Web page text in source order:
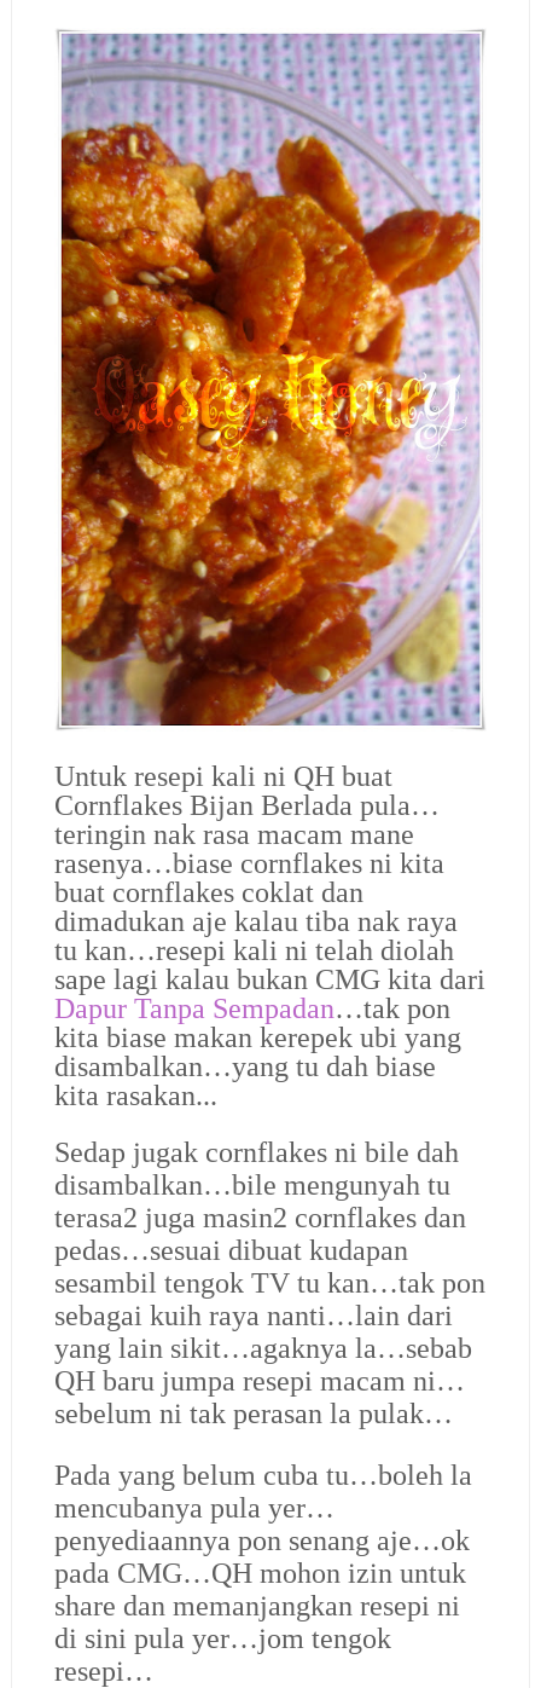
Untuk resepi kali ni QH buat
Cornflakes Bijan Berlada pula…
teringin nak rasa macam mane
rasenya…biase cornflakes ni kita
buat cornflakes coklat dan
dimadukan aje kalau tiba nak raya
tu kan…resepi kali ni telah diolah
sape lagi kalau bukan CMG kita dari
Dapur Tanpa Sempadan…tak pon
kita biase makan kerepek ubi yang
disambalkan…yang tu dah biase
kita rasakan...
Sedap jugak cornflakes ni bile dah
disambalkan…bile mengunyah tu
terasa2 juga masin2 cornflakes dan
pedas…sesuai dibuat kudapan
sesambil tengok TV tu kan…tak pon
sebagai kuih raya nanti…lain dari
yang lain sikit…agaknya la…sebab
QH baru jumpa resepi macam ni…
sebelum ni tak perasan la pulak…
Pada yang belum cuba tu…boleh la
mencubanya pula yer…
penyediaannya pon senang aje…ok
pada CMG…QH mohon izin untuk
share dan memanjangkan resepi ni
di sini pula yer…jom tengok
resepi…